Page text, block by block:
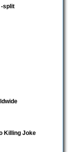
-split
Killing Joke